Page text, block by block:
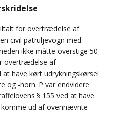
for overtrædelse af
civil patruljevogn med
ikke måtte overstige 50
overtrædelse af
have kørt udrykningskørsel
og -horn. P var endvidere
§ 155 ved at have
ud af ovennævnte